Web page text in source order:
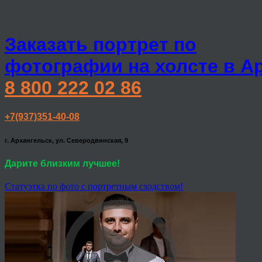
Заказать портрет по
фотографии на холсте в
8 800 222 02 86
+7(937)351-40-08
г. Архангельск, ул. Северодвинская, 9
Дарите близким лучшее!
Статуэтка по фото с портретным сходством!